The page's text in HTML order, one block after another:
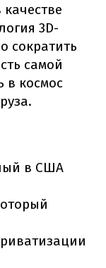
3D-
сократить
самой
в космос
в США